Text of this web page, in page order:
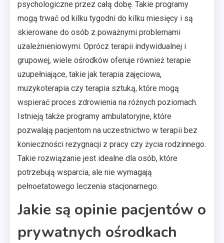
psychologiczne przez całą dobę. Takie programy
mogą trwać od kilku tygodni do kilku miesięcy i są
skierowane do osób z poważnymi problemami
uzależnieniowymi. Oprócz terapii indywidualnej i
grupowej, wiele ośrodków oferuje również terapie
uzupełniające, takie jak terapia zajęciowa,
muzykoterapia czy terapia sztuką, które mogą
wspierać proces zdrowienia na różnych poziomach.
Istnieją także programy ambulatoryjne, które
pozwalają pacjentom na uczestnictwo w terapii bez
konieczności rezygnacji z pracy czy życia rodzinnego.
Takie rozwiązanie jest idealne dla osób, które
potrzebują wsparcia, ale nie wymagają
pełnoetatowego leczenia stacjonarnego.
Jakie są opinie pacjentów o
prywatnych ośrodkach